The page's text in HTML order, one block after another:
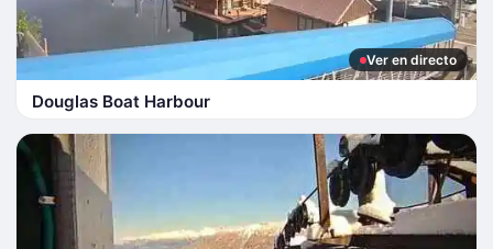
Ver en directo
Douglas Boat Harbour